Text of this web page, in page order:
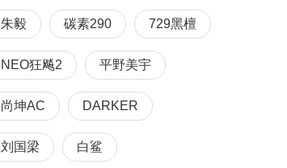
朱毅 碳素290 729黑檀
NEO狂飚2 平野美宇
尚坤AC DARKER
刘国梁 白鲨